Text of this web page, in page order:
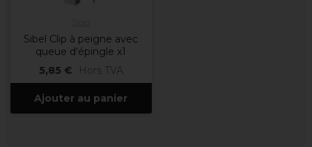
Sibel Clip à peigne avec
queue d'épingle x1
5,85 €
Hors TVA
Ajouter au panier